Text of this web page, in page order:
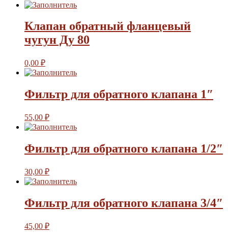
Клапан обратный фланцевый
чугун Ду 80
0,00 ₽
Фильтр для обратного клапана 1″
55,00 ₽
Фильтр для обратного клапана 1/2″
30,00 ₽
Фильтр для обратного клапана 3/4″
45,00 ₽